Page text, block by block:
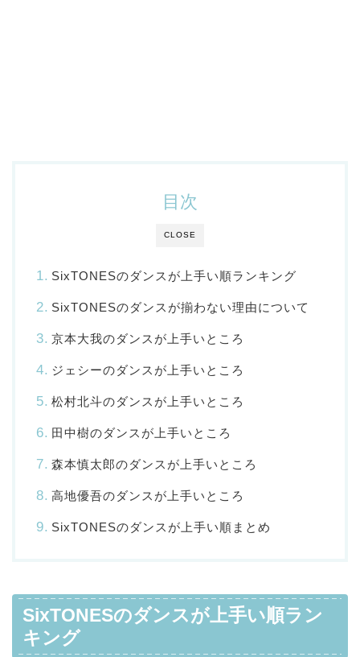
CLOSE
目次
SixTONESのダンスが上手い順ランキング
SixTONESのダンスが揃わない理由について
京本大我のダンスが上手いところ
ジェシーのダンスが上手いところ
松村北斗のダンスが上手いところ
田中樹のダンスが上手いところ
森本慎太郎のダンスが上手いところ
高地優吾のダンスが上手いところ
SixTONESのダンスが上手い順まとめ
SixTONESのダンスが上手い順ラン
キング